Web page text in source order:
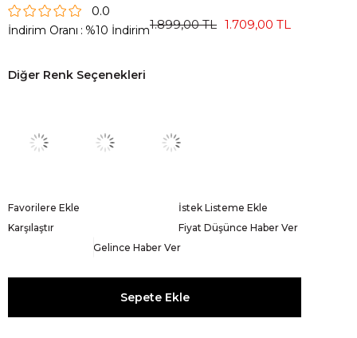
0.0
İndirim Oranı : %10 İndirim1.899,00 TL 1.709,00 TL
Diğer Renk Seçenekleri
Favorilere Ekle
İstek Listeme Ekle
Karşılaştır
Fiyat Düşünce Haber Ver
Gelince Haber Ver